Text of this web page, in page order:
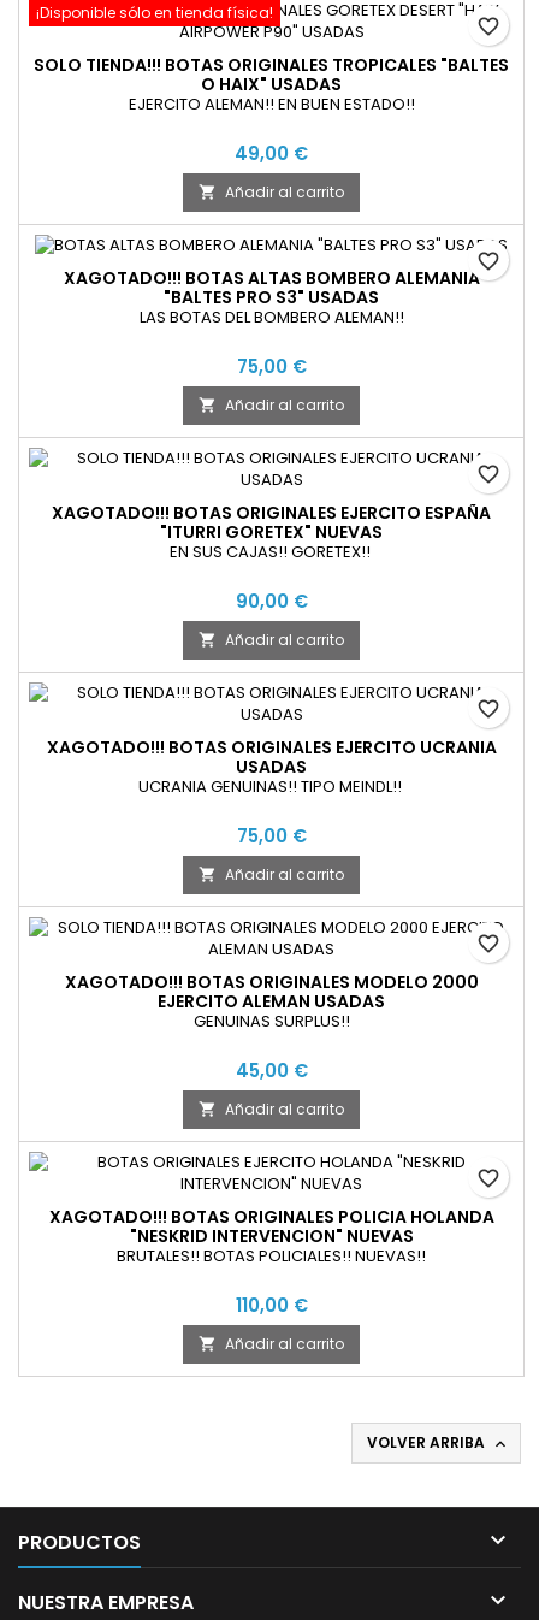
¡Disponible sólo en tienda física!
SOLO TIENDA!!! BOTAS ORIGINALES TROPICALES "BALTES
O HAIX" USADAS
EJERCITO ALEMAN!! EN BUEN ESTADO!!
49,00 €
 Añadir al carrito
favorite_border
XAGOTADO!!! BOTAS ALTAS BOMBERO ALEMANIA
"BALTES PRO S3" USADAS
LAS BOTAS DEL BOMBERO ALEMAN!!
75,00 €
 Añadir al carrito
favorite_border
XAGOTADO!!! BOTAS ORIGINALES EJERCITO ESPAÑA
"ITURRI GORETEX" NUEVAS
EN SUS CAJAS!! GORETEX!!
90,00 €
 Añadir al carrito
favorite_border
XAGOTADO!!! BOTAS ORIGINALES EJERCITO UCRANIA
USADAS
UCRANIA GENUINAS!! TIPO MEINDL!!
75,00 €
 Añadir al carrito
favorite_border
XAGOTADO!!! BOTAS ORIGINALES MODELO 2000
EJERCITO ALEMAN USADAS
GENUINAS SURPLUS!!
45,00 €
 Añadir al carrito
favorite_border
XAGOTADO!!! BOTAS ORIGINALES POLICIA HOLANDA
"NESKRID INTERVENCION" NUEVAS
BRUTALES!! BOTAS POLICIALES!! NUEVAS!!
110,00 €
 Añadir al carrito
favorite_border
VOLVER ARRIBA 
PRODUCTOS 
NUESTRA EMPRESA 